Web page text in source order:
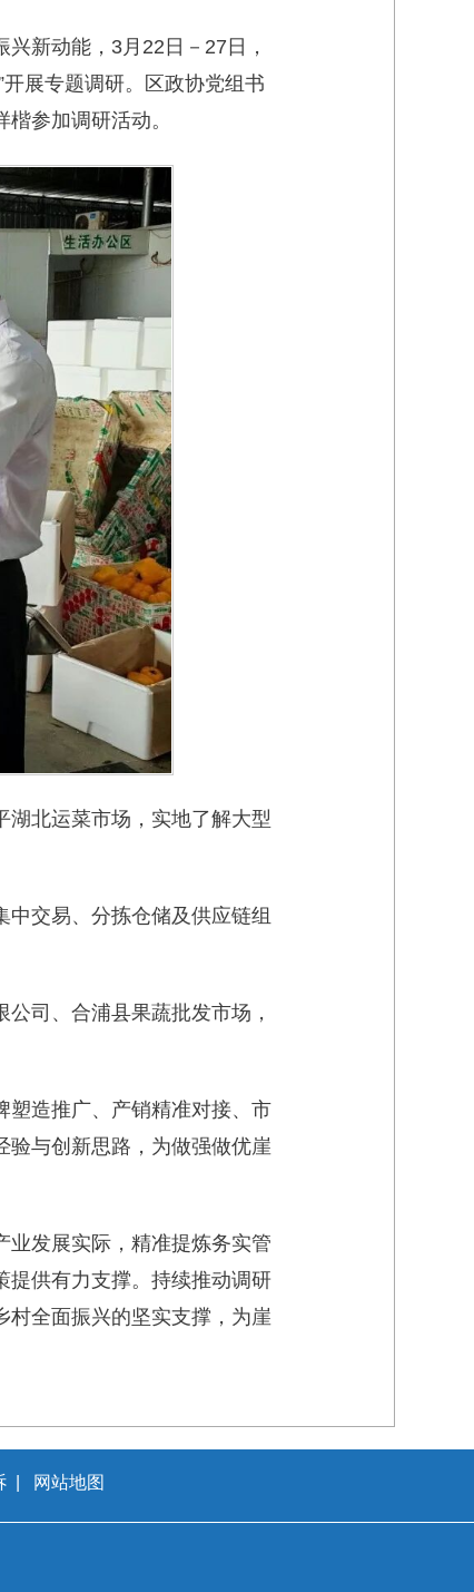
新动能，3月22日－27日，
展专题调研。区政协党组书
参加调研活动。
北运菜市场，实地了解大型
交易、分拣仓储及供应链组
司、合浦县果蔬批发市场，
塑造推广、产销精准对接、市
验与创新思路，为做强做优崖
业发展实际，精准提炼务实管
提供有力支撑。持续推动调研
村全面振兴的坚实支撑，为崖
网站地图